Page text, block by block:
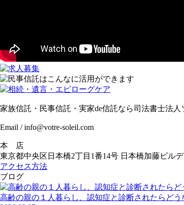
家族信託・民事信託・実家de信託なら司法書士法人
Email / info@votre-soleil.com
本 店
東京都中央区日本橋2丁目1番14号 日本橋加藤ビル
アクセス方法
ブログ
高齢の親の１人暮らし、認知症と診断されたらど